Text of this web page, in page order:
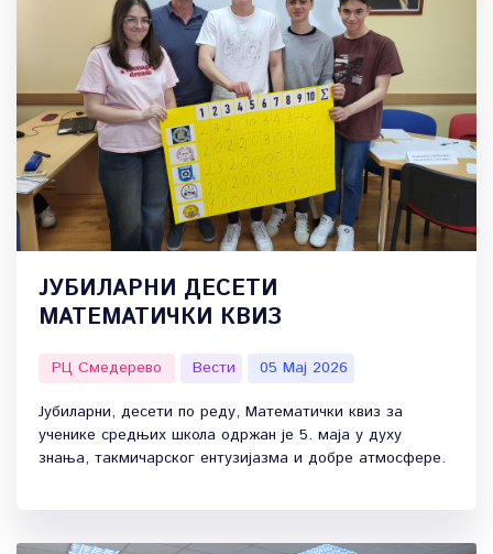
ЈУБИЛАРНИ ДЕСЕТИ
МАТЕМАТИЧКИ КВИЗ
РЦ Смедерево Вести
05 Мај 2026
Јубиларни, десети по реду, Математички квиз за
ученике средњих школа одржан је 5. маја у духу
знања, такмичарског ентузијазма и добре атмосфере.